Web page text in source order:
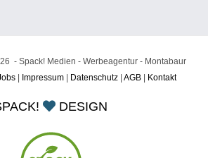
- Spack! Medien - Werbeagentur - Montabaur
| Impressum | Datenschutz | AGB | Kontakt
DESIGN